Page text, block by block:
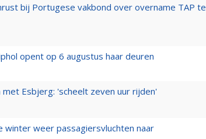
bij Portugese vakbond over overname TAP te
opent op 6 augustus haar deuren
Esbjerg: 'scheelt zeven uur rijden'
winter weer passagiersvluchten naar